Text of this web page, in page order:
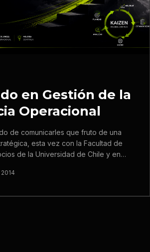
en Gestión de la
Operacional
de comunicarles que fruto de una
esta vez con la Facultad de
de la Universidad de Chile y en…